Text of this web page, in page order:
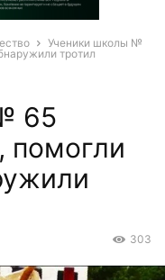
Ученики школы №
тротил
65
помогли
303